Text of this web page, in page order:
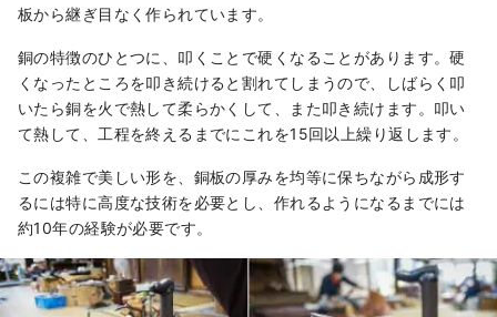
板から継ぎ目なく作られています。
銅の特徴のひとつに、叩くことで硬くなることがあります。硬
くなったところを叩き続けると割れてしまうので、しばらく叩
いたら銅を火で熱して柔らかくして、また叩き続けます。叩い
て熱して、工程を終えるまでにこれを15回以上繰り返します。
この複雑で美しい形を、銅板の厚みを均等に保ちながら成形す
るには特に高度な技術を必要とし、作れるようになるまでには
約10年の経験が必要です。